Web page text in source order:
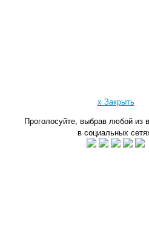
x Закрыть
Проголосуйте, выбрав любой из
в социальных